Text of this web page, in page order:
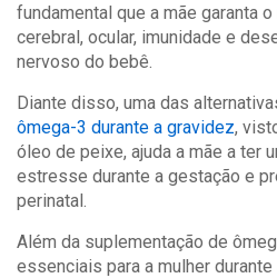
fundamental que a mãe garanta
cerebral, ocular, imunidade e
nervoso do bebê.
Diante disso, uma das
ômega-3 durante a gravidez,
óleo de peixe, ajuda a mãe a ter
estresse durante a gestação e
perinatal.
Além da suplementação de
essenciais para a mulher